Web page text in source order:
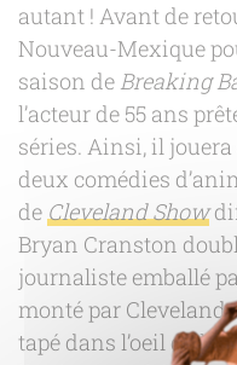
autant ! Avant de
Nouveau-Mexique
saison de Breaking
l’acteur de 55 ans
séries. Ainsi, il
deux comédies
deCleveland Show
Bryan Cranston
journaliste emballé
monté par Cleveland
tapé dans l’oeil de